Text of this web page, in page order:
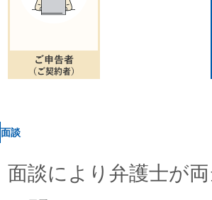
面談
面談により弁護士が